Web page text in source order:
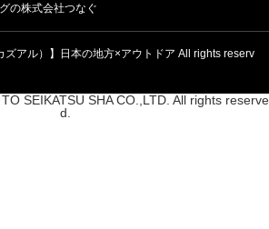
の株式会社つなぐ
ズアル）】日本の地方×アウトドア All rights reserv
SEIKATSU SHA CO.,LTD. All rights reserve
d.